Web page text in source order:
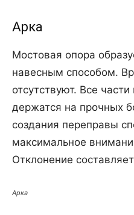
Арка
Мостовая опора
навесным способом.
отсутствуют. Все
держатся на прочных
создания переправы
максимальное
Отклонение
Арка